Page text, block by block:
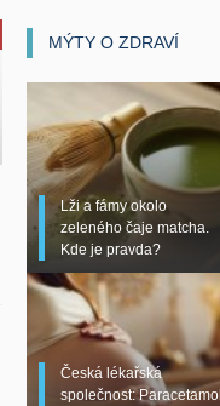
MÝTY O ZDRAVÍ
Lži a fámy okolo
zeleného čaje matcha.
Kde je pravda?
Česká lékařská
společnost: Paracetamol